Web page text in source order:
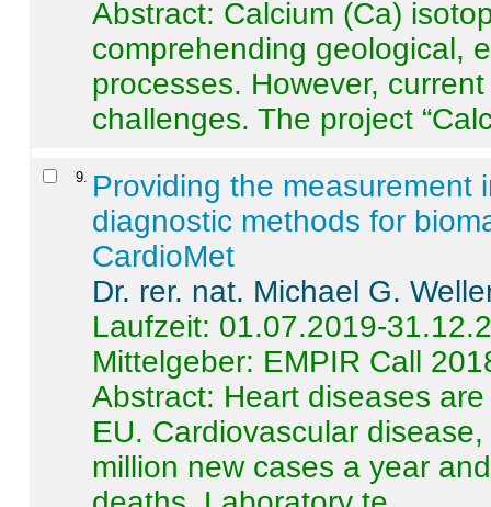
Abstract: Calcium (Ca)
comprehending geological,
processes. However,
challenges. The project
9
Providing the measurement
diagnostic methods for
CardioMet
Dr. rer. nat. Michael G.
Laufzeit: 01.07.2019-
Mittelgeber: EMPIR Call
Abstract: Heart diseases
EU. Cardiovascular
million new cases a year